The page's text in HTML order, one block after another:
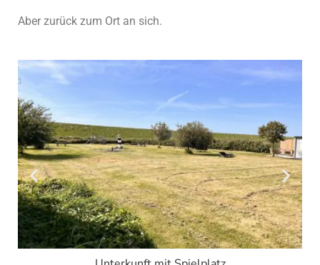
Aber zurück zum Ort an sich.